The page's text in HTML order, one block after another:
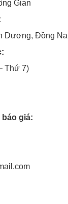
Gian
Dương, Đồng
Thứ 7)
giá: